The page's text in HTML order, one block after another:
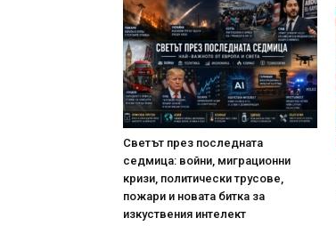
Светът през последната
седмица: войни, миграционни
кризи, политически трусове,
пожари и новата битка за
изкуствения интелект